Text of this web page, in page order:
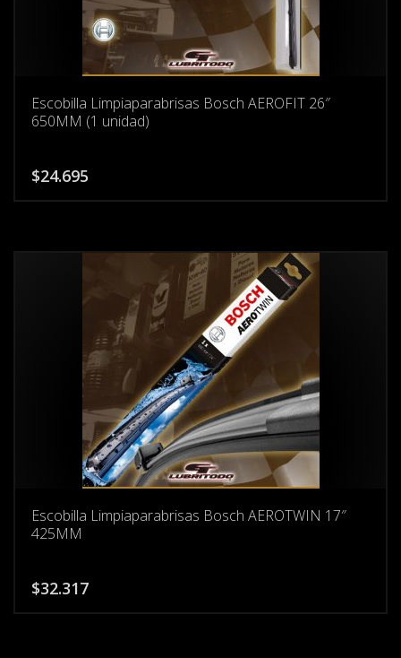
Escobilla Limpiaparabrisas Bosch AEROFIT 26″
650MM (1 unidad)
$24.695
Escobilla Limpiaparabrisas Bosch AEROTWIN 17″
425MM
$32.317